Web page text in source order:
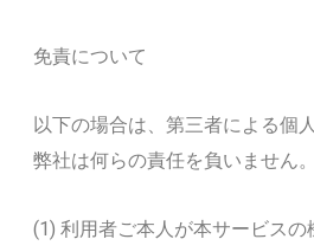
免責について
以下の場合は、第三者による個
弊社は何らの責任を負いません。
(1) 利用者ご本人が本サービスの